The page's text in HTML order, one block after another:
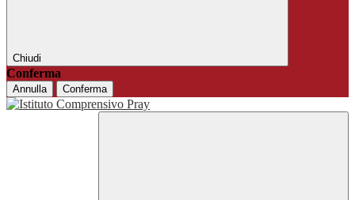
Chiudi
Conferma
Annulla Conferma